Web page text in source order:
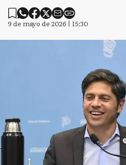
9 de mayo de 2026 | 15:30